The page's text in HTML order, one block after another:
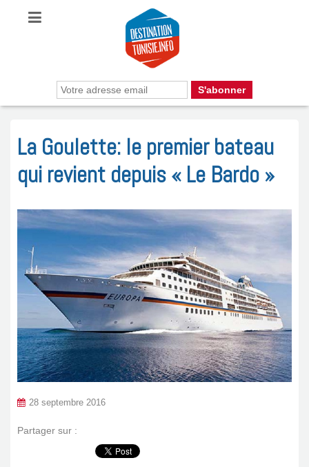
La Goulette: le premier bateau
qui revient depuis « Le Bardo »
28 septembre 2016
Partager sur :